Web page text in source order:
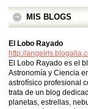
MIS BLOGS
El Lobo Rayado
http://
El Lobo Rayado es el
Astronomía y Ciencia
astrofísico profesional
trata de un blog
planetas, estrellas,